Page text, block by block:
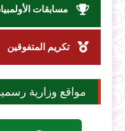
مسابقات
تكريم المتفوقين
مواقع وزارية